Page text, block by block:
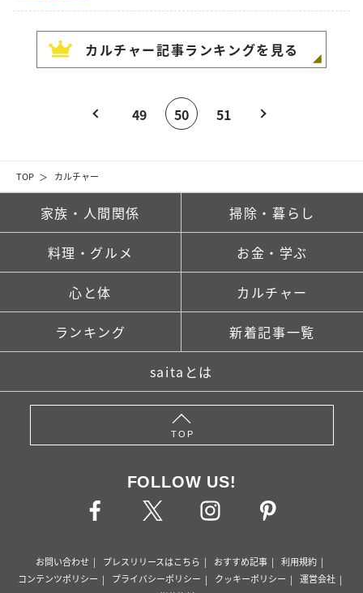
TOP カルチャー
カルチャー記事ランキングを見る
49 50 51
家族・人間関係 掃除・暮らし
料理・グルメ お金・学ぶ
心と体 カルチャー
ランキング 新着記事一覧
saitaとは
TOP
FOLLOW US!
お問い合わせ プレスリリースはこちら おすすめ記事
利用規約
コンテンツポリシー
プライバシーポリシー クッキーポリシー
運営会社